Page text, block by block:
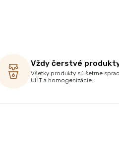
Vždy čerstvé
Všetky produkty sú šetrne
UHT a homogenizácie.